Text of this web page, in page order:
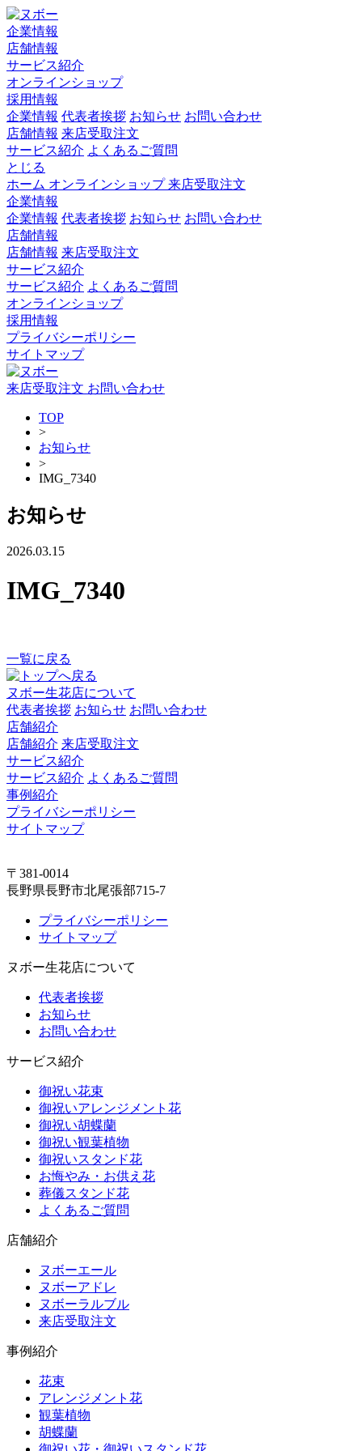
企業情報
店舗情報
サービス紹介
オンラインショップ
採用情報
企業情報 代表者挨拶 お知らせ お問い合わせ
店舗情報 来店受取注文
サービス紹介 よくあるご質問
とじる
ホーム オンラインショップ来店受取注文
企業情報
企業情報 代表者挨拶 お知らせ お問い合わせ
店舗情報
店舗情報 来店受取注文
サービス紹介
サービス紹介 よくあるご質問
オンラインショップ
採用情報
プライバシーポリシー
サイトマップ
来店受取注文 お問い合わせ
TOP
>
お知らせ
>
IMG_7340
お知らせ
2026.03.15
IMG_7340
一覧に戻る
ヌボー生花店について
代表者挨拶 お知らせ お問い合わせ
店舗紹介
店舗紹介 来店受取注文
サービス紹介
サービス紹介 よくあるご質問
事例紹介
プライバシーポリシー
サイトマップ
〒381-0014
長野県長野市北尾張部715-7
プライバシーポリシー
サイトマップ
ヌボー生花店について
代表者挨拶
お知らせ
お問い合わせ
サービス紹介
御祝い花束
御祝いアレンジメント花
御祝い胡蝶蘭
御祝い観葉植物
御祝いスタンド花
お悔やみ・お供え花
葬儀スタンド花
よくあるご質問
店舗紹介
ヌボーエール
ヌボーアドレ
ヌボーラルブル
来店受取注文
事例紹介
花束
アレンジメント花
観葉植物
胡蝶蘭